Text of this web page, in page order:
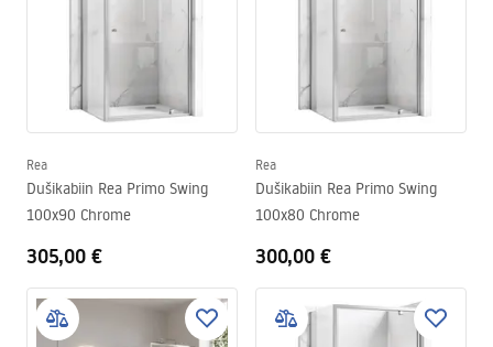
Rea
Dušikabiin Rea Primo Swing
100x90 Chrome
305,00 €
Rea
Dušikabiin Rea Primo Swing
100x80 Chrome
300,00 €